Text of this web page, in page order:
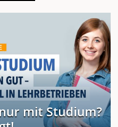
mit Studium?